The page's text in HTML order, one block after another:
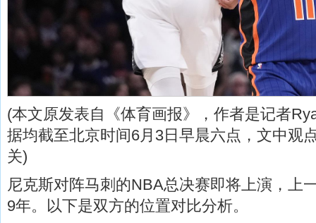
(本文原发表自《体育画报》，作者是记者
据均截至北京时间6月3日早晨六点，文中观
关)
尼克斯对阵马刺的NBA总决赛即将上演，上
9年。以下是双方的位置对比分析。